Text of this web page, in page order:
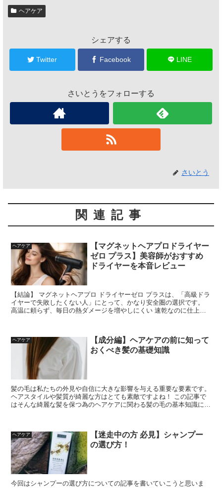
ヘアケア
シェアする
Twitter Facebook LINE
さいとうをフォローする
さいとう
関連記事
ヘアケア
【マグネットヘアプロドライヤー
ゼロ プラス】美容師がおすすめ
ドライヤーを本音レビュー
【結論】 マグネットヘアプロ ドライヤーゼロ プラスは、「高級ドラ
イヤーで失敗したくない人」にとって、かなり安全圏の選択です。
高温に頼らず、毎日の熱ダメージを増やしにくい 速乾なのに仕上が
ヘアケア
【成分編】ヘアケアの前に知って
おくべき髪の基礎知識
髪の毛は私たちの外見や自信に大きな影響を与える重要な要素です。
ヘアスタイルや髪質が綺麗な方はとても素敵ですよね！ この記事で
はそんな綺麗な髪を保つ為のヘアケアに関わる髪の毛の基本知識につ
ヘアケア
【迷走中の方 必見】シャンプー
の選び方！
今回はシャンプーの選び方についての記事を書いていこうと思いま